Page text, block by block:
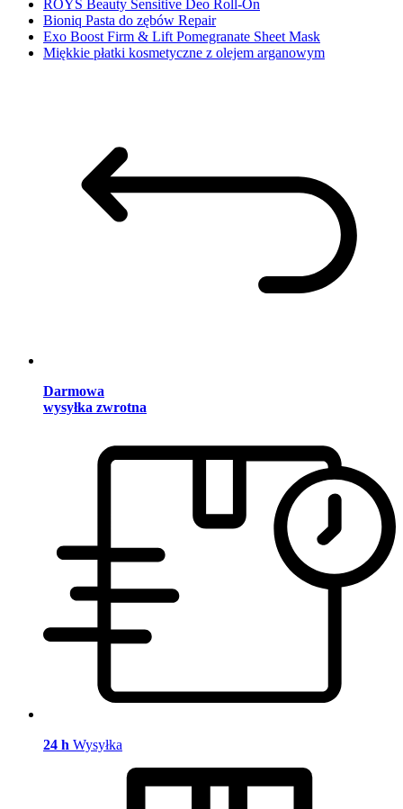
ROYS Beauty Sensitive Deo Roll-On
Bioniq Pasta do zębów Repair
Exo Boost Firm & Lift Pomegranate Sheet Mask
Miękkie płatki kosmetyczne z olejem arganowym
Darmowa
wysyłka zwrotna
24 h Wysyłka